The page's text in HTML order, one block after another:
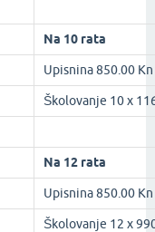
Na 10 rata
Upisnina 850.00 Kn
Školovanje 10 x
Na 12 rata
Upisnina 850.00 Kn
Školovanje 12 x